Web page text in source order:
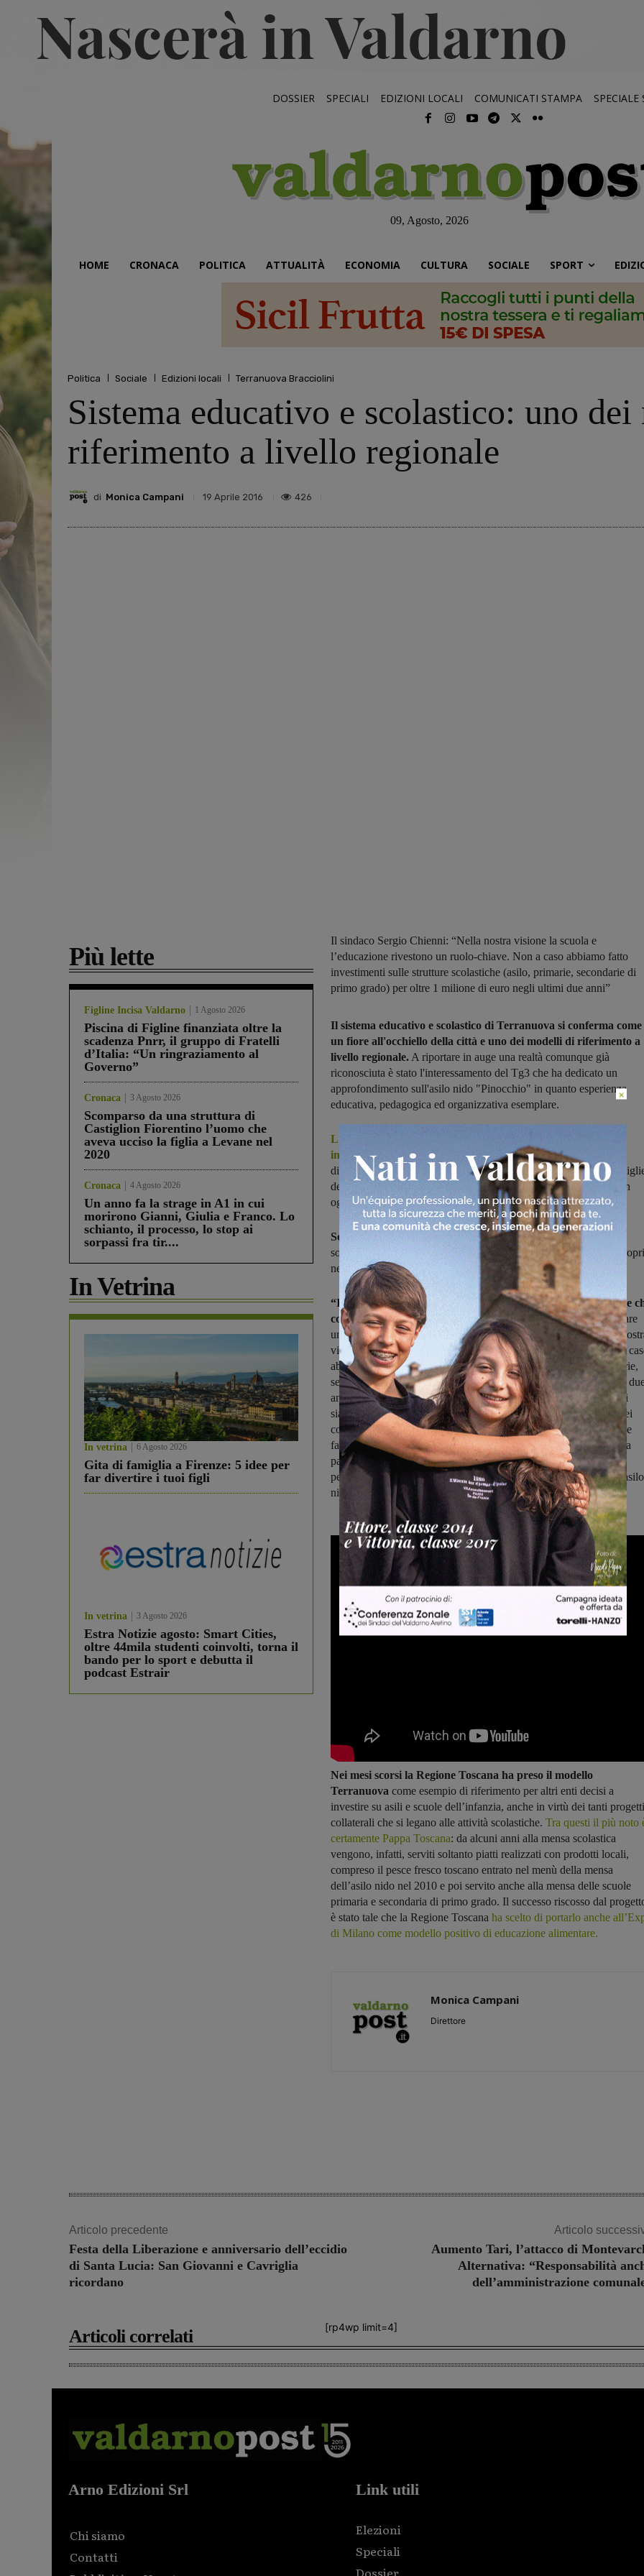
DOSSIER SPECIALI EDIZIONI LOCALI COMUNICATI STAMPA SPECIALE
09, Agosto, 2026
HOME CRONACA POLITICA ATTUALITÀ ECONOMIA CULTURA SOCIALE SPORT
Politica Sociale Edizioni locali Terranuova Bracciolini
Sistema educativo e scolastico: uno
riferimento a livello regionale
di Monica Campani 19 Aprile 2016 426
Più lette
Figline Incisa Valdarno 1 Agosto 2026
Piscina di Figline finanziata oltre la
scadenza Pnrr, il gruppo di Fratelli
d’Italia: “Un ringraziamento al
Governo”
Cronaca 3 Agosto 2026
Scomparso da una struttura di
Castiglion Fiorentino l’uomo che
aveva ucciso la figlia a Levane nel
2020
Cronaca 4 Agosto 2026
Un anno fa la strage in A1 in cui
morirono Gianni, Giulia e Franco. Lo
schianto, il processo, lo stop ai
sorpassi fra tir....
In Vetrina
In vetrina 6 Agosto 2026
Gita di famiglia a Firenze: 5 idee per
far divertire i tuoi figli
In vetrina 3 Agosto 2026
Estra Notizie agosto: Smart Cities,
oltre 44mila studenti coinvolti, torna il
bando per lo sport e debutta il
podcast Estrair
Il sindaco Sergio Chienni: “Nella nostra visione la scuola e
l’educazione rivestono un ruolo-chiave. Non a caso abbiamo fatto
investimenti sulle strutture scolastiche (asilo, primarie, secondarie di
primo grado) per oltre 1 milione di euro negli ultimi due anni”
Il sistema educativo e scolastico di Terranuova si conferma come
un fiore all'occhiello della città e uno dei modelli di riferimento a
livello regionale. A riportare in auge una realtà comunque già
riconosciuta è stato l'interessamento del Tg3 che ha dedicato un
approfondimento sull'asilo nido "Pinocchio" in quanto esperienza
educativa, pedagogica ed organizzativa esemplare.
L'asilo nido terranuovese, tra l'altro, sottoposto di recente a
interventi nel giardino e all'ingresso, è stato citato anche per le
dinamiche positive che si sono instaurate tra gli educatori e le
dei bambini, coinvolte in molte delle attività organizzate e libere in
ogni momento di accedere alla struttura.
Soddisfatto il sindaco di Terranuova Sergio Chienni che ha
sottolineato quanto l'amministrazione comunale stia investendo
nel settore dell'istruzione.
“Innanzitutto un sentito ringraziamento va a tutto il personale
con passione ha contributo in maniera determinantea realizzare
una realtà educativa che rappresenta un esempio virtuoso. Nella
visione la scuola e l’educazione rivestono un ruolo-chiave. Non a
abbiamo fatto investimenti sulle strutture scolastiche (asilo, primarie,
secondarie di primo grado) per oltre 1 milione di euro negli ultimi
anni. Nello specifico per l’asilo nido facciamo in modo che non ci
siano liste di attesa e che il comune copra costantemente il 54% dei
costi complessivi in modo da contenere le tariffe d’iscrizione per le
famiglie. Tanto per parlare di numeri si tratta di un investimento da
parte dell’amministrazione di circa 415.000 Euro all’anno, tale da
permettere alle famiglie di pagare solo il 46% dei costi totali dell’asilo
nido”.
Nei mesi scorsi la Regione Toscana ha preso il modello
Terranuova come esempio di riferimento per altri enti decisi a
investire su asili e scuole dell’infanzia, anche in virtù dei tanti progetti
collaterali che si legano alle attività scolastiche. Tra questi il più noto
certamente Pappa Toscana: da alcuni anni alla mensa scolastica
vengono, infatti, serviti soltanto piatti realizzati con prodotti locali,
compreso il pesce fresco toscano entrato nel menù della mensa
dell’asilo nido nel 2010 e poi servito anche alla mensa delle scuole
primaria e secondaria di primo grado. Il successo riscosso dal
è stato tale che la Regione Toscana ha scelto di portarlo anche
di Milano come modello positivo di educazione alimentare.
Monica Campani
Direttore
Articolo precedente
Festa della Liberazione e anniversario dell’eccidio
di Santa Lucia: San Giovanni e Cavriglia
ricordano
Articolo
Aumento Tari, l’attacco di
Alternativa: “Responsabilità
dell’amministrazione
[rp4wp limit=4]
Articoli correlati
Arno Edizioni Srl
Chi siamo
Contatti
Link utili
Elezioni
Speciali